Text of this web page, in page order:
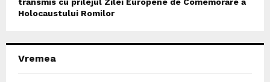
Holocaustului Romilor
Vremea